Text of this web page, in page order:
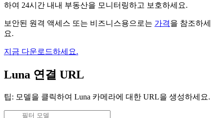
하여 24시간 내내 부동산을 모니터링하고 보호하세요.
보안된 원격 액세스 또는 비즈니스용으로는 가격을 참조하세
요.
지금 다운로드하세요.
Luna 연결 URL
팁: 모델을 클릭하여 Luna 카메라에 대한 URL을 생성하세요.